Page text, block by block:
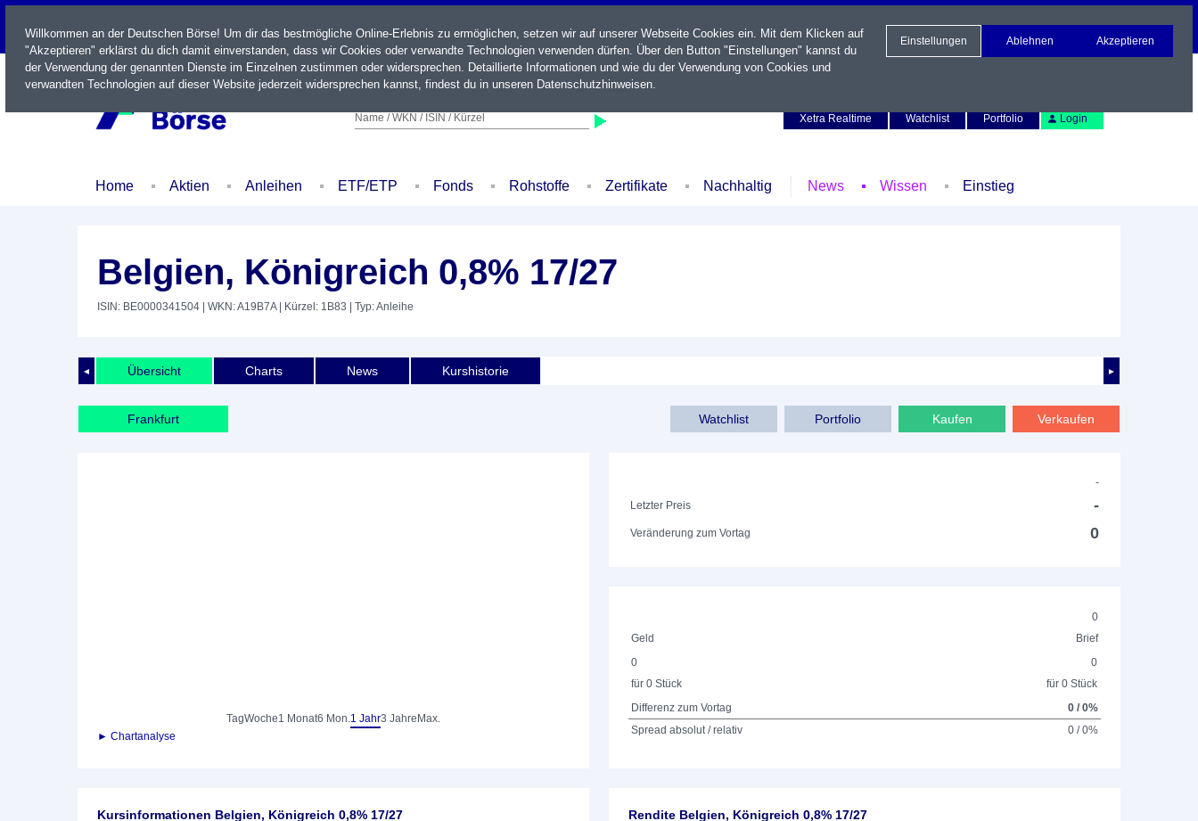
LIVE
Name / WKN / ISIN / Kürzel
Xetra Realtime
Watchlist Portfolio Login
Home Aktien Anleihen ETF/ETP Fonds Rohstoffe Zertifikate Nachhaltig News Wissen Einstieg
Belgien, Königreich 0,8% 17/27
ISIN: BE0000341504 | WKN: A19B7A| Kürzel: 1B83 | Typ: Anleihe
◄ ►
Übersicht Charts News Kurshistorie
Frankfurt Verkaufen
Kaufen
Portfolio
Watchlist
TagWoche1 Monat6 Mon.1 Jahr3 Jahre Max.
► Chartanalyse
-
Letzter Preis
-
Veränderung zum Vortag 0
0
Geld
Brief
0
für 0 Stück
0
für 0 Stück
Differenz zum Vortag
0 / 0%
Spread absolut / relativ
0 / 0%
Kursinformationen Belgien, Königreich 0,8% 17/27 Rendite Belgien, Königreich 0,8% 17/27
Willkommen an der Deutschen Börse! Um dir das bestmögliche Online-Erlebnis zu ermöglichen, setzen wir auf unserer Webseite Cookies ein. Mit dem Klicken auf
"Akzeptieren" erklärst du dich damit einverstanden, dass wir Cookies oder verwandte Technologien verwenden dürfen. Über den Button "Einstellungen" kannst du
der Verwendung der genannten Dienste im Einzelnen zustimmen oder widersprechen. Detaillierte Informationen und wie du der Verwendung von Cookies und
verwandten Technologien auf dieser Website jederzeit widersprechen kannst, findest du in unseren Datenschutzhinweisen.
Einstellungen Ablehnen Akzeptieren